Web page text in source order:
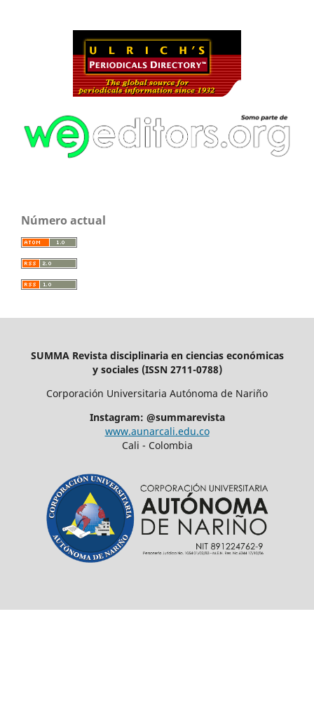
Número actual
SUMMA Revista disciplinaria en ciencias económicas
y sociales (ISSN 2711-0788)
Corporación Universitaria Autónoma de Nariño
Instagram: @summarevista
www.aunarcali.edu.co
Cali - Colombia